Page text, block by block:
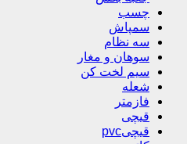
چسب
سمپاش
سه نظام
سوهان و مغار
سیم لخت کن
شعله
فازمتر
قیچی
قیچیpvc